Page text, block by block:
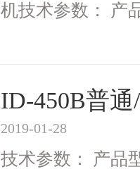
机技术参数： 产
ID-450B普
2019-01-28
技术参数： 产品